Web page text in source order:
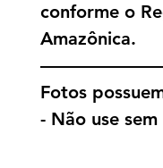
conforme o
Amazônica.
Fotos
- Não use